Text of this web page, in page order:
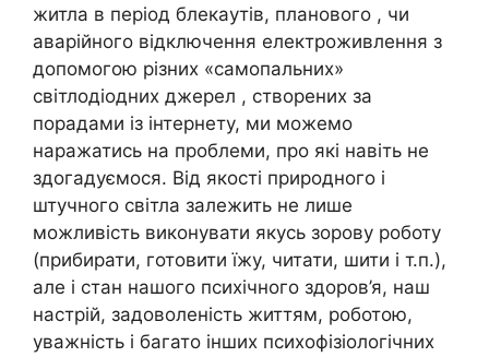
житла в період блекаутів, планового , чи
аварійного відключення електроживлення з
допомогою різних «самопальних»
світлодіодних джерел , створених за
порадами із інтернету, ми можемо
наражатись на проблеми, про які навіть не
здогадуємося. Від якості природного і
штучного світла залежить не лише
можливість виконувати якусь зорову роботу
(прибирати, готовити їжу, читати, шити і т.п.),
але і стан нашого психічного здоров’я, наш
настрій, задоволеність життям, роботою,
уважність і багато інших психофізіологічних